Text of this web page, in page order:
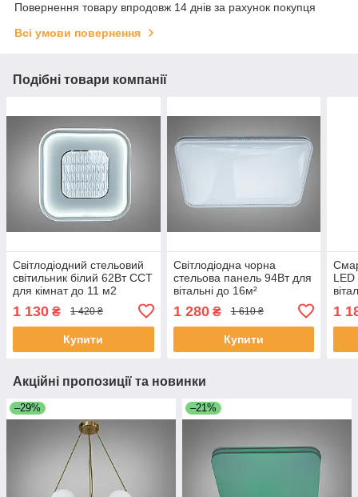
Повернення товару впродовж 14 днів за рахунок покупця
Всі умови повернення
Подібні товари компанії
Світлодіодний стельовий
світильник білий 62Вт CCT
для кімнат до 11 м2
1 130 ₴ 1 420 ₴
Купити
Світлодіодна чорна
стельова панель 94Вт для
вітальні до 16м²
1 280₴ 1 610 ₴
Купити
LED
1
Акційні пропозиції та новинки
–29% –21%